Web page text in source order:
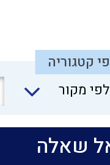
קטגוריה
לפי מקור
שאלה